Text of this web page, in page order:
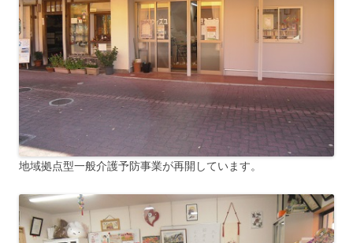
地域拠点型一般介護予防事業が再開しています。